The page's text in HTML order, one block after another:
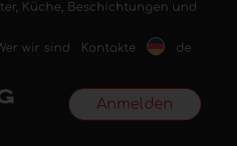
Küche, Beschichtungen und
wir sind Kontakte de
Anmelden